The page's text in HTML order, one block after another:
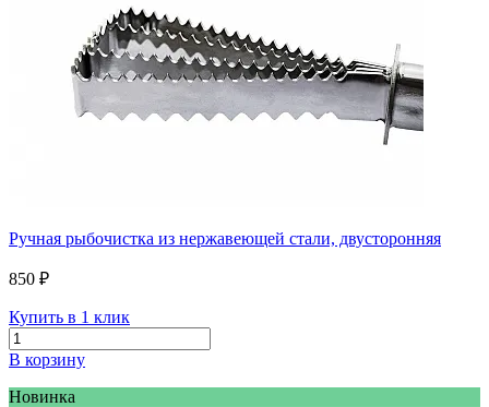
Ручная рыбочистка из нержавеющей стали, двусторонняя
850 ₽
Купить в 1 клик
В корзину
Новинка